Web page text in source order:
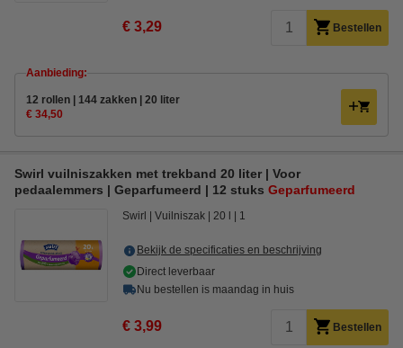
€ 3,29 Bestellen
Aanbieding:
12 rollen | 144 zakken | 20 liter
€ 34,50
Swirl vuilniszakken met trekband 20 liter | Voor
pedaalemmers | Geparfumeerd | 12 stuks Geparfumeerd
Swirl Vuilniszak 20 l 1
Bekijk de specificaties en beschrijving
Direct leverbaar
Nu bestellen is maandag in huis
€ 3,99 Bestellen